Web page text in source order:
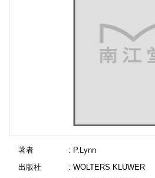
著者
: P.Lynn
出版社
: WOLTERS KLUWER